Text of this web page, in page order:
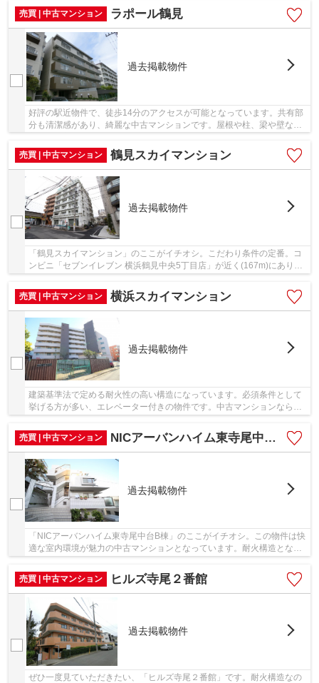
売買 | 中古マンション
ラポール鶴見
過去掲載物件
好評の駅近物件で、徒歩14分のアクセスが可能となっています。共有部
分も清潔感があり、綺麗な中古マンションです。屋根や柱、梁や壁など
売買 | 中古マンション
鶴見スカイマンション
過去掲載物件
「鶴見スカイマンション」のここがイチオシ。こだわり条件の定番。コ
ンビニ「セブンイレブン 横浜鶴見中央5丁目店」が近く(167m)にありま
売買 | 中古マンション
横浜スカイマンション
過去掲載物件
建築基準法で定める耐火性の高い構造になっています。必須条件として
挙げる方が多い、エレベーター付きの物件です。中古マンションなら周
売買 | 中古マンション
NICアーバンハイム東寺尾中台B棟
過去掲載物件
「NICアーバンハイム東寺尾中台B棟」のここがイチオシ。この物件は快
適な室内環境が魅力の中古マンションとなっています。耐火構造となっ
売買 | 中古マンション
ヒルズ寺尾２番館
過去掲載物件
ぜひ一度見ていただきたい、「ヒルズ寺尾２番館」です。耐火構造なの